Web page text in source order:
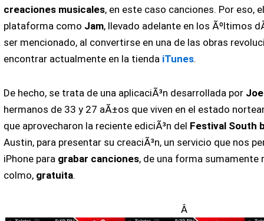
creaciones musicales, en este caso canciones. Por eso,
plataforma como Jam, llevado adelante en los Ãºltimos
ser mencionado, al convertirse en una de las obras
encontrar actualmente en la tienda iTunes.
De hecho, se trata de una aplicaciÃ³n desarrollada por
hermanos de 33 y 27 aÃ±os que viven en el estado
que aprovecharon la reciente ediciÃ³n del Festival South
Austin, para presentar su creaciÃ³n, un servicio que nos
iPhone para grabar canciones, de una forma sumamente
colmo, gratuita.
Â